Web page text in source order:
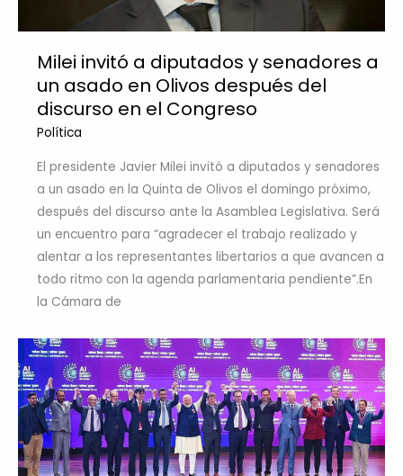
Milei invitó a diputados y senadores a
un asado en Olivos después del
discurso en el Congreso
Política
El presidente Javier Milei invitó a diputados y senadores
a un asado en la Quinta de Olivos el domingo próximo,
después del discurso ante la Asamblea Legislativa. Será
un encuentro para “agradecer el trabajo realizado y
alentar a los representantes libertarios a que avancen a
todo ritmo con la agenda parlamentaria pendiente”.En
la Cámara de